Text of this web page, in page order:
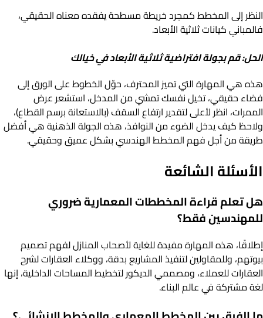
النظر إلى المخطط كمجرد خريطة مسطحة يفقده معناه الحقيقي،
فالمباني كيانات ثلاثية الأبعاد.
الحل: قم بجولة افتراضية ثلاثية الأبعاد في خيالك
هذه هي المهارة التي تميز المحترف، حوّل الخطوط على الورق إلى
فضاء حقيقي، تخيل نفسك تمشي من المدخل، استشعر عرض
الممرات، انظر لأعلى لتقدير ارتفاع السقف (بالاستعانة برسم القطاع)،
ولاحظ كيف يدخل الضوء من النوافذ، هذه الجولة الذهنية هي أفضل
طريقة من أجل فهم المخطط الهندسي بشكل عميق وحقيقي.
الأسئلة الشائعة
هل تعلم قراءة المخططات المعمارية ضروري
للمهندسين فقط؟
إطلاقًا، هذه المهارة مفيدة للغاية لأصحاب المنازل لفهم تصميم
بيوتهم، وللمقاولين لتنفيذ المشاريع بدقة، ووكلاء العقارات لشرح
العقارات للعملاء، ومصممي الديكور لتخطيط المساحات الداخلية، إنها
لغة مشتركة في عالم البناء.